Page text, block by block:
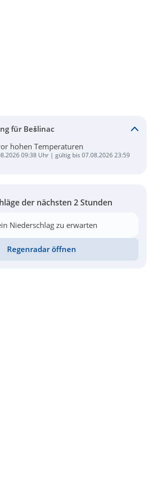
für Bešlinac
hohen Temperaturen
09:38 Uhr | gültig bis 07.08.2026 23:59
der nächsten 2 Stunden
Niederschlag zu erwarten
Regenradar öffnen